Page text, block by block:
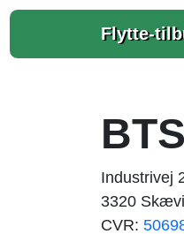
Flytte-
Industrivej
3320
CVR: